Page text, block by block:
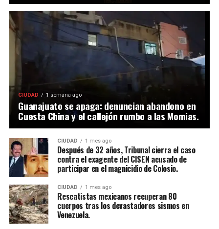
CIUDAD 1 semana ago
Guanajuato se apaga: denuncian abandono en
Cuesta China y el callejón rumbo a las Momias.
CIUDAD 1 mes ago
Después de 32 años, Tribunal cierra el caso
contra el exagente del CISEN acusado de
participar en el magnicidio de Colosio.
CIUDAD 1 mes ago
Rescatistas mexicanos recuperan 80
cuerpos tras los devastadores sismos en
Venezuela.